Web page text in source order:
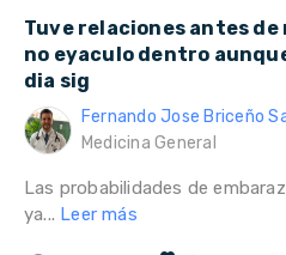
Tuve relaciones antes de
no eyaculo dentro
dia sig
Fernando Jose Briceño
Medicina General
Las probabilidades de
ya... Leer más